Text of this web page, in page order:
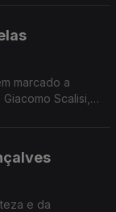
marcado a
Scalisi,
e da